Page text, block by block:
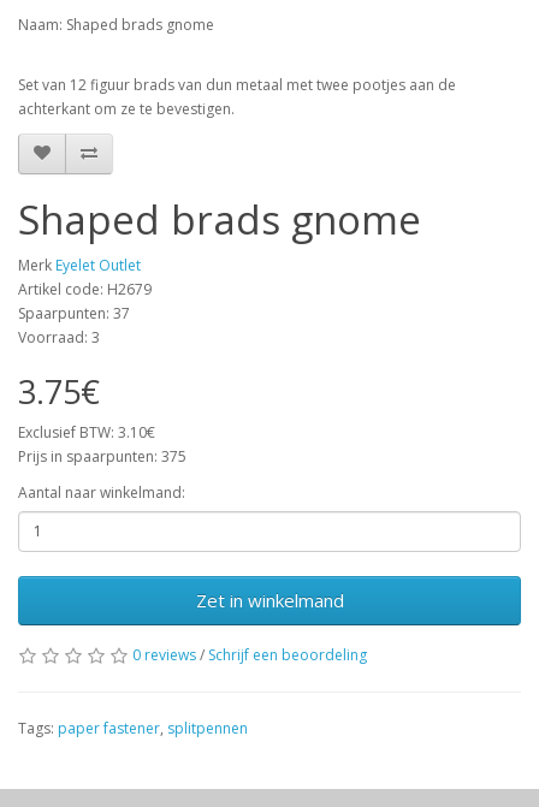
Naam: Shaped brads gnome
Set van 12 figuur brads van dun metaal met twee pootjes aan de
achterkant om ze te bevestigen.
Shaped brads gnome
Merk Eyelet Outlet
Artikel code: H2679
Spaarpunten: 37
Voorraad: 3
3.75€
Exclusief BTW: 3.10€
Prijs in spaarpunten: 375
Aantal naar winkelmand:
Zet in winkelmand
0 reviews/ Schrijf een beoordeling
Tags: paper fastener, splitpennen